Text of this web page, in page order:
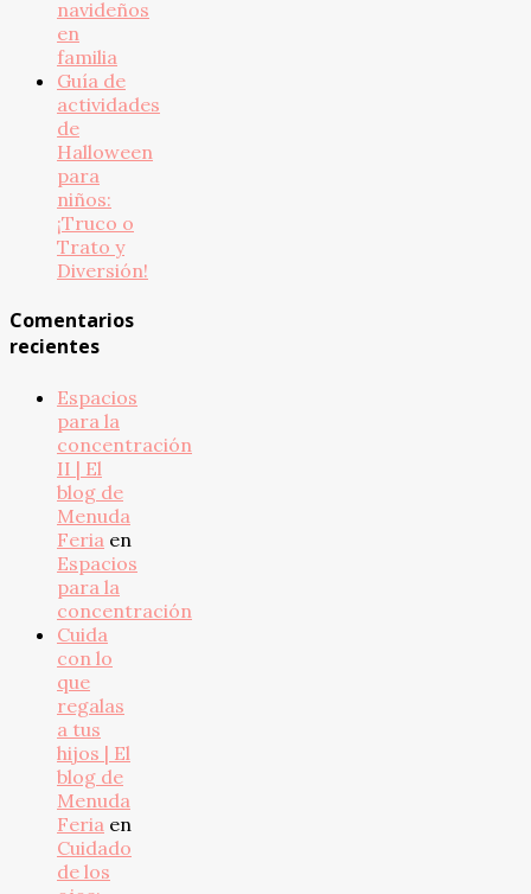
navideños
en
familia
Guía de
actividades
de
Halloween
para
niños:
¡Truco o
Trato y
Diversión!
Comentarios
recientes
Espacios
para la
concentración
II | El
blog de
Menuda
Feria en
Espacios
para la
concentración
Cuida
con lo
que
regalas
a tus
hijos | El
blog de
Menuda
Feria en
Cuidado
de los